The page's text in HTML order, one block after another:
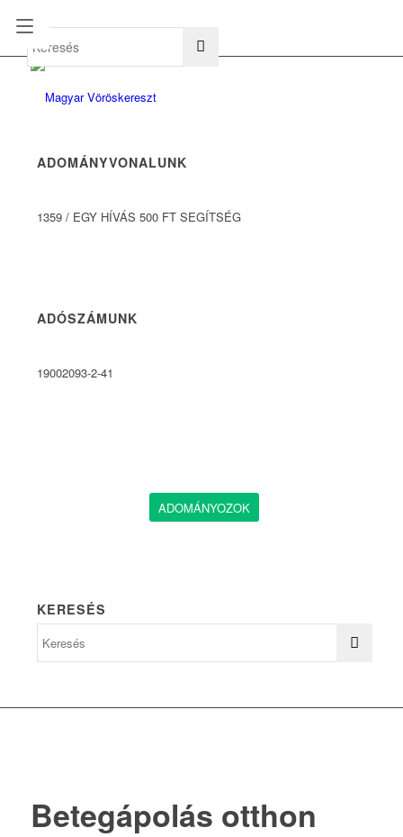
ADOMÁNYVONALUNK
1359 / EGY HÍVÁS 500 FT SEGÍTSÉG
ADÓSZÁMUNK
19002093-2-41
ADOMÁNYOZOK
KERESÉS
Betegápolás otthon